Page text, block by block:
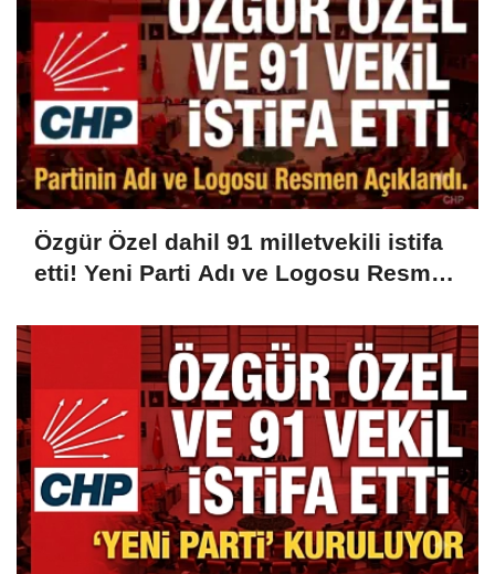
Özgür Özel dahil 91 milletvekili istifa
etti! Yeni Parti Adı ve Logosu Resmen